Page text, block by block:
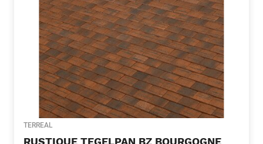
TERREAL
RUSTIQUE TEGELPAN BZ BOURGOGNE